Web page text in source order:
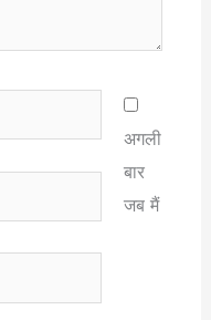
अगली
बार
जब मैं